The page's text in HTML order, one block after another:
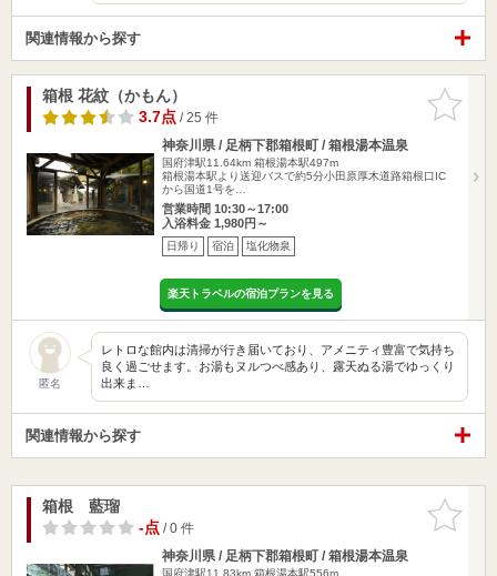
関連情報から探す
お気に入
りに追加
箱根 花紋（かもん）
3.7点/ 25 件
神奈川県 / 足柄下郡箱根町 / 箱根湯本温泉
国府津駅11.64km 箱根湯本駅497m
箱根湯本駅より送迎バスで約5分小田原厚木道路箱根口IC
から国道1号を…
営業時間 10:30～17:00
入浴料金 1,980円～
日帰り 宿泊 塩化物泉
楽天トラベルの宿泊プランを見る
匿名
レトロな館内は清掃が行き届いており、アメニティ豊富で気持ち
良く過ごせます。お湯もヌルつべ感あり、露天ぬる湯でゆっくり
出来ま…
関連情報から探す
お気に入
りに追加
箱根 藍瑠
-点/ 0 件
神奈川県 / 足柄下郡箱根町 / 箱根湯本温泉
国府津駅11.83km 箱根湯本駅556m